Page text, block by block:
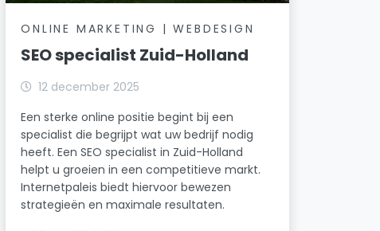
ONLINE MARKETING | WEBDESIGN
SEO specialist Zuid-Holland
12 december 2025
Een sterke online positie begint bij een
specialist die begrijpt wat uw bedrijf nodig
heeft. Een SEO specialist in Zuid-Holland
helpt u groeien in een competitieve markt.
Internetpaleis biedt hiervoor bewezen
strategieën en maximale resultaten.